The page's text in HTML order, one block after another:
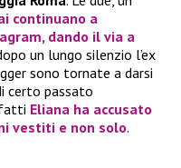
continuano a
dando il via a
un lungo silenzio l’ex
sono tornate a darsi
certo passato
Eliana ha accusato
vestiti e non solo.